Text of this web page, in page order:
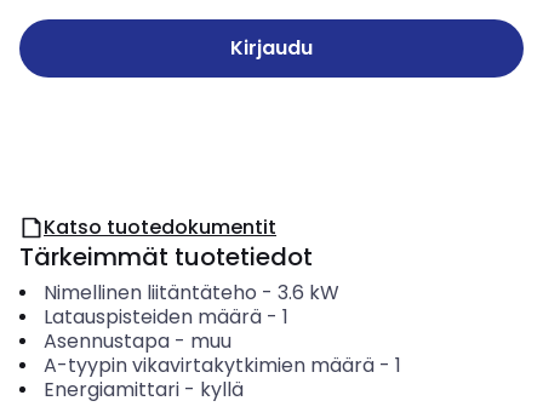
Kirjaudu
Katso tuotedokumentit
Tärkeimmät tuotetiedot
Nimellinen liitäntäteho - 3.6 kW
Latauspisteiden määrä- 1
Asennustapa- muu
A-tyypin vikavirtakytkimien määrä- 1
Energiamittari- kyllä